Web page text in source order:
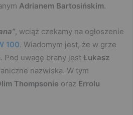
Adrianem Bartosińskim.
, wciąż czekamy na ogłoszenie
100. Wiadomym jest, że w grze
Pod uwagę brany jest Łukasz
nazwiska. W tym
Thompsonie oraz Errolu